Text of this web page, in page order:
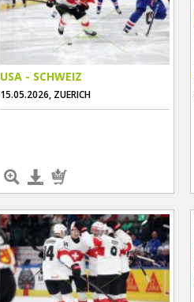
USA - SCHWEIZ
15.05.2026, ZUERICH